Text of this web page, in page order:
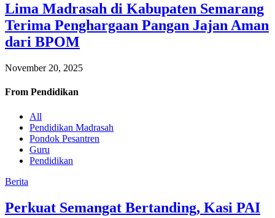
Lima Madrasah di Kabupaten Semarang
Terima Penghargaan Pangan Jajan Aman
dari BPOM
November 20, 2025
From Pendidikan
All
Pendidikan Madrasah
Pondok Pesantren
Guru
Pendidikan
Berita
Perkuat Semangat Bertanding, Kasi PAI